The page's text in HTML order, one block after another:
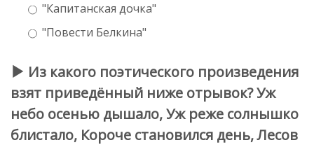
"Капитанская дочка"
"Повести Белкина"
Из какого поэтического произведения
взят приведённый ниже отрывок? Уж
небо осенью дышало, Уж реже солнышко
блистало, Короче становился день, Лесов